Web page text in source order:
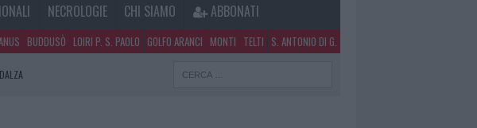
NECROLOGIE CHI SIAMO ABBONATI
BUDDUSÒ LOIRI P. S. PAOLO GOLFO ARANCI MONTI TELTI S. ANTONIO DI G.